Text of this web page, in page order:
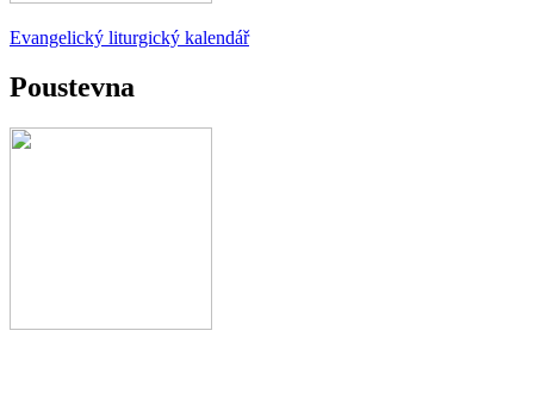
Evangelický liturgický kalendář
Poustevna